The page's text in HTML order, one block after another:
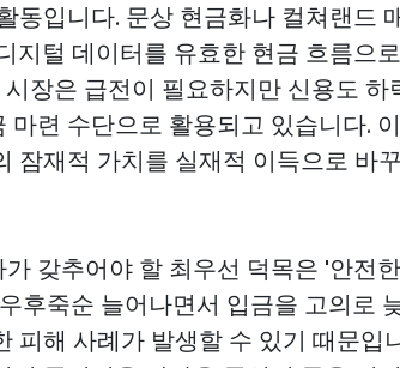
동입니다. 문상 현금화나 컬쳐랜드
지털 데이터를 유효한 현금 흐름으
장은 급전이 필요하지만 신용도 하
련 수단으로 활용되고 있습니다.
잠재적 가치를 실재적 이득으로 바
갖추어야 할 최우선 덕목은 '안전
후죽순 늘어나면서 입금을 고의로
피해 사례가 발생할 수 있기 때문입